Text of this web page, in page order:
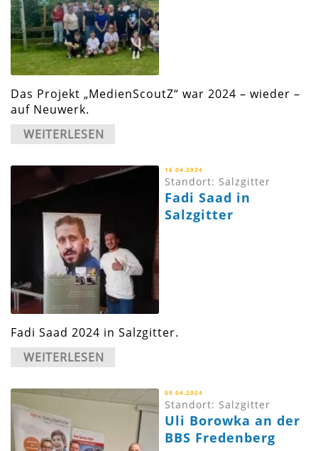
Das Projekt „MedienScoutZ“ war 2024 – wieder –
auf Neuwerk.
WEITERLESEN
16.04.2024
Standort: Salzgitter
Fadi Saad in
Salzgitter
Fadi Saad 2024 in Salzgitter.
WEITERLESEN
09.04.2024
Standort: Salzgitter
Uli Borowka an der
BBS Fredenberg